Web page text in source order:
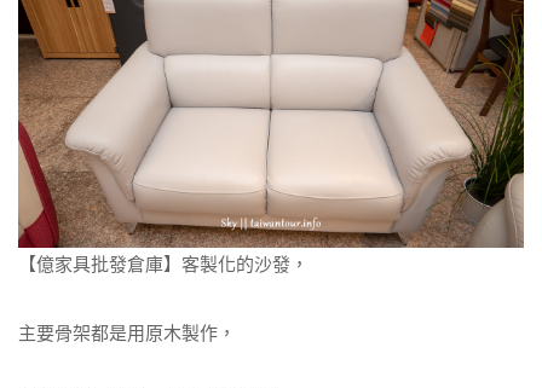
【億家具批發倉庫】客製化的沙發，
主要骨架都是用原木製作，